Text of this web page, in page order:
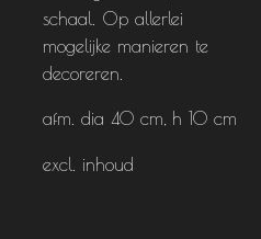
schaal. Op allerlei
mogelijke manieren te
decoreren.
afm. dia 40 cm, h 10 cm
excl. inhoud